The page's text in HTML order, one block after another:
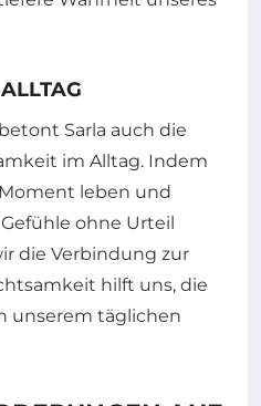
Sarla auch die
im Alltag. Indem
leben und
ohne Urteil
die Verbindung zur
hilft uns, die
unserem täglichen